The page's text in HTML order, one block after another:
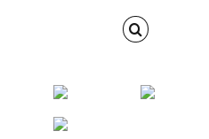
Facebook Instagram
ENVINET